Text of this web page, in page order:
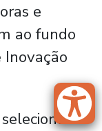
e
ao fundo